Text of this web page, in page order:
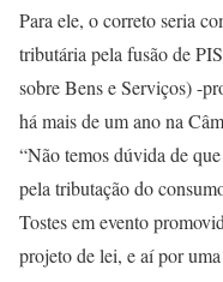
Para ele, o correto seria
tributária pela fusão de
sobre Bens e Serviços) -
há mais de um ano na
“Não temos dúvida de
pela tributação do
Tostes em evento
projeto de lei, e aí por